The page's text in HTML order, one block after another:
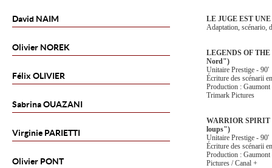
David NAIM
Olivier NOREK
Félix OLIVIER
SabrinaOUAZANI
Virginie PARIETTI
Olivier PONT
LE JUGE EST
Adaptation, scénario,
LEGENDS OF
Nord")
Unitaire Prestige - 90'
Écriture des scénarii
Production :
Trimark Pictures
WARRIOR SPIRIT
loups")
Unitaire Prestige - 90'
Écriture des scénarii
Production :
Pictures / Canal +